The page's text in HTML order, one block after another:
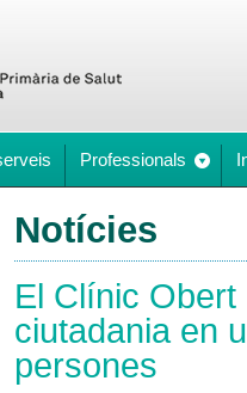
Professionals
Notícies
El Clínic
ciutadania en
persones